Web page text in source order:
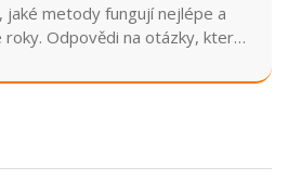
metody fungují nejlépe a
Odpovědi na otázky, které